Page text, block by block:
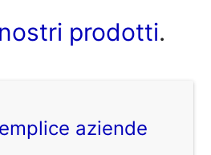
prodotti.
aziende